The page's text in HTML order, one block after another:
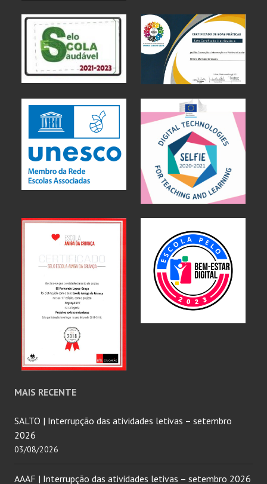
MAIS RECENTE
SALTO | Interrupção das atividades letivas – setembro
2026
03/08/2026
AAAF | Interrupção das atividades letivas – setembro 2026